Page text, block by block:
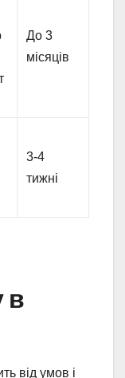
До 3
місяців
3-4
тижні
в
від умов і